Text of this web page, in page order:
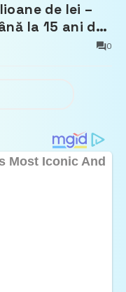
de lei –
la 15 ani de
0